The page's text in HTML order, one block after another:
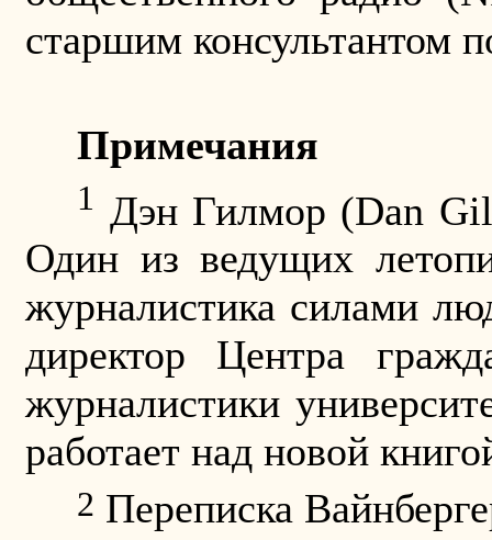
старшим консультантом
Примечания
1 Дэн Гилмор (Dan
Один из ведущих
журналистика силами
директор Центра
журналистики
работает над новой
2 Переписка